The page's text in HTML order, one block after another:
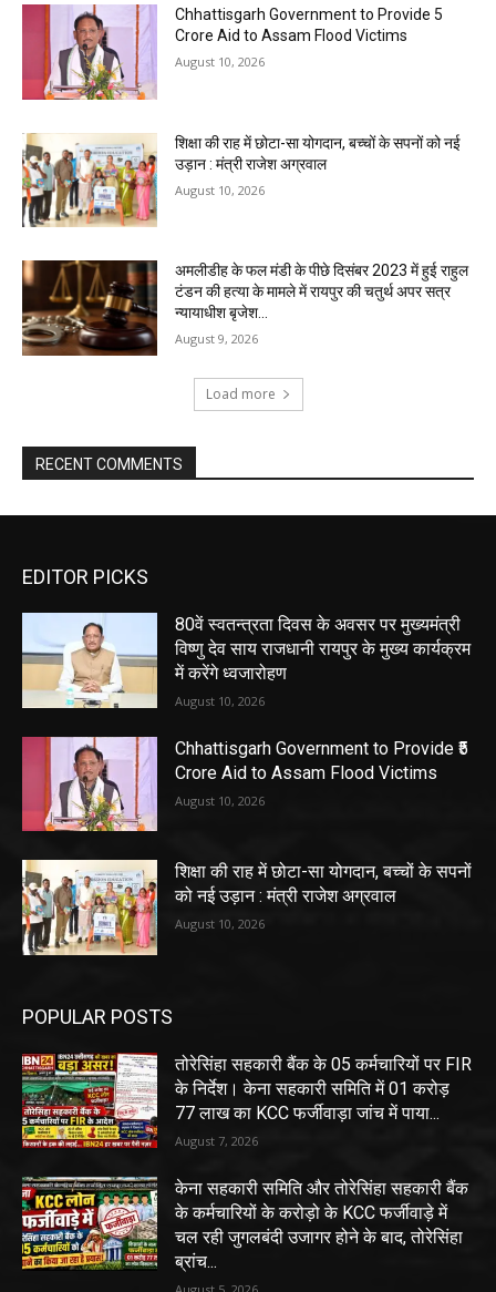
Chhattisgarh Government to Provide ₹5
Crore Aid to Assam Flood Victims
August 10, 2026
शिक्षा की राह में छोटा-सा योगदान, बच्चों के सपनों को नई
उड़ान : मंत्री राजेश अग्रवाल
August 10, 2026
अमलीडीह के फल मंडी के पीछे दिसंबर 2023 में हुई राहुल
टंडन की हत्या के मामले में रायपुर की चतुर्थ अपर सत्र
न्यायाधीश बृजेश...
August 9, 2026
Load more
RECENT COMMENTS
EDITOR PICKS
80वें स्वतन्त्रता दिवस के अवसर पर मुख्यमंत्री
विष्णु देव साय राजधानी रायपुर के मुख्य कार्यक्रम
में करेंगे ध्वजारोहण
August 10, 2026
Chhattisgarh Government to Provide ₹5
Crore Aid to Assam Flood Victims
August 10, 2026
शिक्षा की राह में छोटा-सा योगदान, बच्चों के सपनों
को नई उड़ान : मंत्री राजेश अग्रवाल
August 10, 2026
POPULAR POSTS
तोरेसिंहा सहकारी बैंक के 05 कर्मचारियों पर FIR
के निर्देश। केना सहकारी समिति में 01 करोड़
77 लाख का KCC फर्जीवाड़ा जांच में पाया...
August 7, 2026
केना सहकारी समिति और तोरेसिंहा सहकारी बैंक
के कर्मचारियों के करोड़ो के KCC फर्जीवाड़े में
चल रही जुगलबंदी उजागर होने के बाद, तोरेसिंहा
ब्रांच...